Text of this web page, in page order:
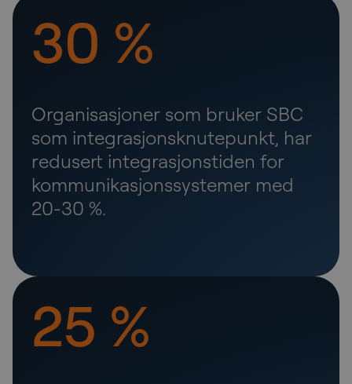
30 %
Organisasjoner som bruker SBC
som integrasjonsknutepunkt, har
redusert integrasjonstiden for
kommunikasjonssystemer med
20-30 %.
25 %